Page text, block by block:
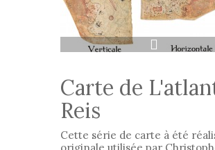
Carte de
Reis
Cette série de carte à été